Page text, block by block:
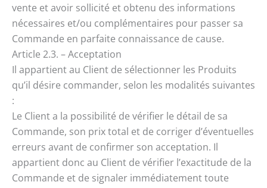
vente et avoir sollicité et obtenu des informations
nécessaires et/ou complémentaires pour passer sa
Commande en parfaite connaissance de cause.
Article 2.3. – Acceptation
Il appartient au Client de sélectionner les Produits
qu’il désire commander, selon les modalités suivantes
:
Le Client a la possibilité de vérifier le détail de sa
Commande, son prix total et de corriger d’éventuelles
erreurs avant de confirmer son acceptation. Il
appartient donc au Client de vérifier l’exactitude de la
Commande et de signaler immédiatement toute